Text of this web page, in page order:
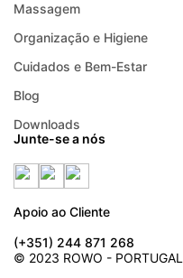
Massagem
Organização e Higiene
Cuidados e Bem-Estar
Blog
Downloads
Junte-se a nós
Apoio ao Cliente
(+351) 244 871 268
© 2023 ROWO -